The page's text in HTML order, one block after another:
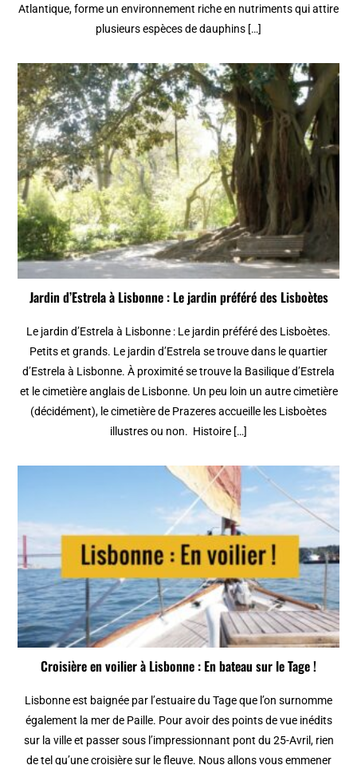
Atlantique, forme un environnement riche en nutriments qui attire
plusieurs espèces de dauphins […]
Jardin d’Estrela à Lisbonne : Le jardin préféré des Lisboètes
Le jardin d’Estrela à Lisbonne : Le jardin préféré des Lisboètes.
Petits et grands. Le jardin d’Estrela se trouve dans le quartier
d’Estrela à Lisbonne. À proximité se trouve la Basilique d’Estrela
et le cimetière anglais de Lisbonne. Un peu loin un autre cimetière
(décidément), le cimetière de Prazeres accueille les Lisboètes
illustres ou non. Histoire […]
Croisière en voilier à Lisbonne : En bateau sur le Tage !
Lisbonne est baignée par l’estuaire du Tage que l’on surnomme
également la mer de Paille. Pour avoir des points de vue inédits
sur la ville et passer sous l’impressionnant pont du 25-Avril, rien
de tel qu’une croisière sur le fleuve. Nous allons vous emmener